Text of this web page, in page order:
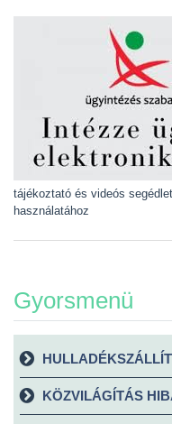
tájékoztató és videós
használatához
Gyorsmenü
KÖZVILÁGÍTÁS